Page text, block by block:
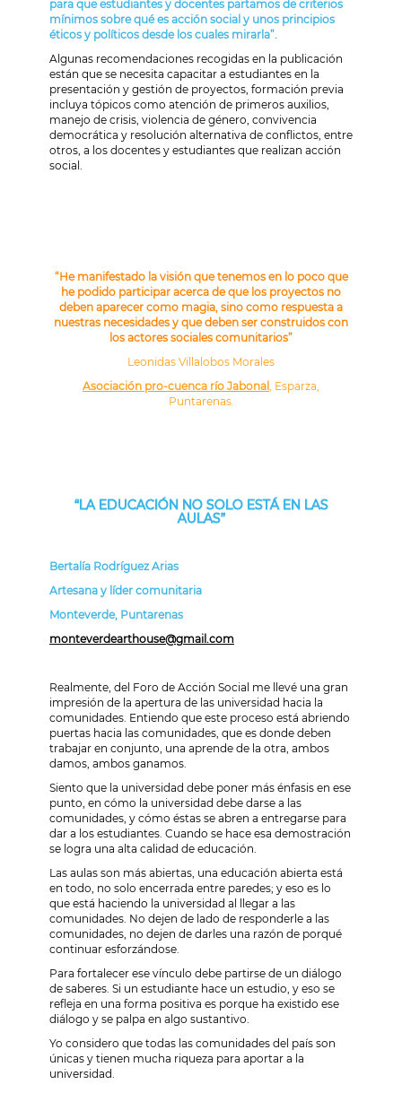
para que estudiantes y docentes partamos de criterios
mínimos sobre qué es acción social y unos principios
éticos y políticos desde los cuales mirarla”.
Algunas recomendaciones recogidas en la publicación
están que se necesita capacitar a estudiantes en la
presentación y gestión de proyectos, formación previa
incluya tópicos como atención de primeros auxilios,
manejo de crisis, violencia de género, convivencia
democrática y resolución alternativa de conflictos, entre
otros, a los docentes y estudiantes que realizan acción
social.
“He manifestado la visión que tenemos en lo poco que
he podido participar acerca de que los proyectos no
deben aparecer como magia, sino como respuesta a
nuestras necesidades y que deben ser construidos con
los actores sociales comunitarios”
Leonidas Villalobos Morales
Asociación pro-cuenca río Jabonal , Esparza,
Puntarenas.
“LA EDUCACIÓN NO SOLO ESTÁ EN LAS
AULAS”
Bertalía Rodríguez Arias
Artesana y líder comunitaria
Monteverde, Puntarenas
monteverdearthouse@gmail.com
Realmente, del Foro de Acción Social me llevé una gran
impresión de la apertura de las universidad hacia la
comunidades. Entiendo que este proceso está abriendo
puertas hacia las comunidades, que es donde deben
trabajar en conjunto, una aprende de la otra, ambos
damos, ambos ganamos.
Siento que la universidad debe poner más énfasis en ese
punto, en cómo la universidad debe darse a las
comunidades, y cómo éstas se abren a entregarse para
dar a los estudiantes. Cuando se hace esa demostración
se logra una alta calidad de educación.
Las aulas son más abiertas, una educación abierta está
en todo, no solo encerrada entre paredes; y eso es lo
que está haciendo la universidad al llegar a las
comunidades. No dejen de lado de responderle a las
comunidades, no dejen de darles una razón de porqué
continuar esforzándose.
Para fortalecer ese vínculo debe partirse de un diálogo
de saberes. Si un estudiante hace un estudio, y eso se
refleja en una forma positiva es porque ha existido ese
diálogo y se palpa en algo sustantivo.
Yo considero que todas las comunidades del país son
únicas y tienen mucha riqueza para aportar a la
universidad.